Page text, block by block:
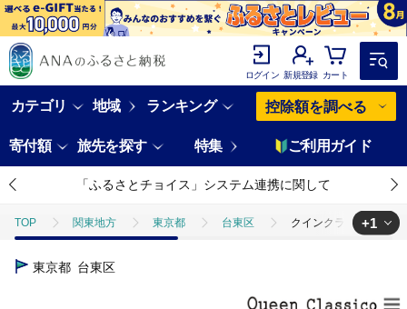
ログイン 新規登録 カート
カテゴリ 地域 ランキング 控除額を調べる
寄付額 旅先を探す 特集 ご利用ガイド
「ふるさとチョイス」システム連携に関して
TOP 関東地方 東京都 台東区 クインクラシコ 革靴
TOP
+1
東京都 台東区